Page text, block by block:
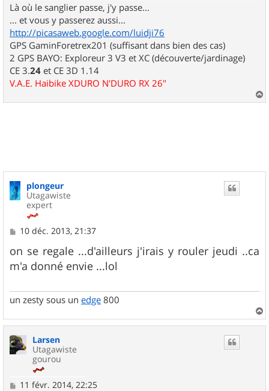
Là où le sanglier passe, j'y passe...
... et vous y passerez aussi...
http://picasaweb.google.com/luidji76
GPS GaminForetrex201 (suffisant dans bien des cas)
2 GPS BAYO: Exploreur 3 V3 et XC (découverte/jardinage)
CE 3.24 et CE 3D 1.14
V.A.E. Haibike XDURO N'DURO RX 26"
a
plongeur
Utagawiste
expert
M
s
s
a
10 déc. 2013, 21:37
on se regale ...d'ailleurs j'irais y rouler jeudi ..ca
m'a donné envie ...lol
un zesty sous un edge 800
a
Larsen
Utagawiste
gourou
M11 févr. 2014, 22:25